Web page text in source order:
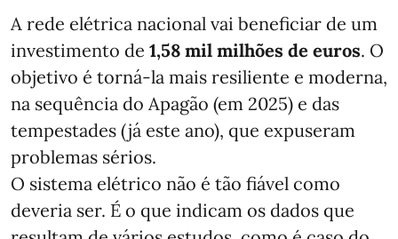
A rede elétrica nacional vai beneficiar de um
investimento de 1,58 mil milhões de euros. O
objetivo é torná-la mais resiliente e moderna,
na sequência do Apagão (em 2025) e das
tempestades (já este ano), que expuseram
problemas sérios.
O sistema elétrico não é tão fiável como
deveria ser. É o que indicam os dados que